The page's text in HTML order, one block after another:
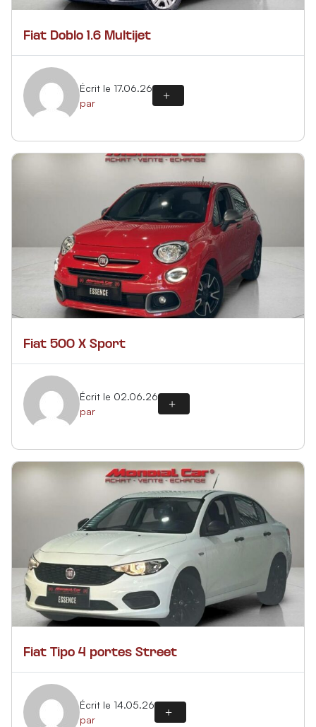
Fiat Doblo 1.6 Multijet
Écrit le 17.06.26
par
Fiat 500 X Sport
Écrit le 02.06.26
par
Fiat Tipo 4 portes Street
Écrit le 14.05.26
par